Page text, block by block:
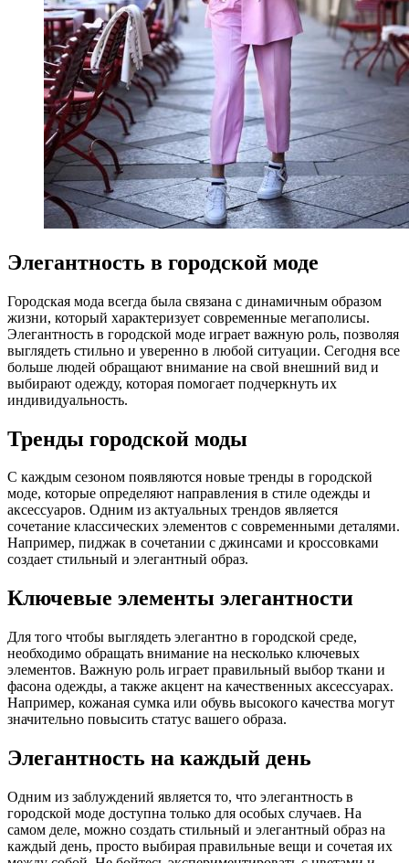
Элегантность в городской моде
Городская мода всегда была связана с динамичным образом
жизни, который характеризует современные мегаполисы.
Элегантность в городской моде играет важную роль, позволяя
выглядеть стильно и уверенно в любой ситуации. Сегодня все
больше людей обращают внимание на свой внешний вид и
выбирают одежду, которая помогает подчеркнуть их
индивидуальность.
Тренды городской моды
С каждым сезоном появляются новые тренды в городской
моде, которые определяют направления в стиле одежды и
аксессуаров. Одним из актуальных трендов является
сочетание классических элементов с современными деталями.
Например, пиджак в сочетании с джинсами и кроссовками
создает стильный и элегантный образ.
Ключевые элементы элегантности
Для того чтобы выглядеть элегантно в городской среде,
необходимо обращать внимание на несколько ключевых
элементов. Важную роль играет правильный выбор ткани и
фасона одежды, а также акцент на качественных аксессуарах.
Например, кожаная сумка или обувь высокого качества могут
значительно повысить статус вашего образа.
Элегантность на каждый день
Одним из заблуждений является то, что элегантность в
городской моде доступна только для особых случаев. На
самом деле, можно создать стильный и элегантный образ на
каждый день, просто выбирая правильные вещи и сочетая их